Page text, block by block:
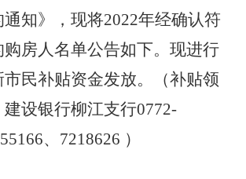
知》，现将2022年经确认符
房人名单公告如下。 现进行
民补贴资金发放。（补贴领
设银行柳江支行0772-
、 7218626 ）